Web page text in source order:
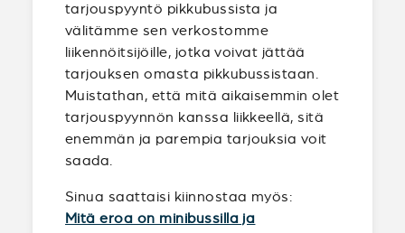
tarjouspyyntö pikkubussista ja
välitämme sen verkostomme
liikennöitsijöille, jotka voivat jättää
tarjouksen omasta pikkubussistaan.
Muistathan, että mitä aikaisemmin olet
tarjouspyynnön kanssa liikkeellä, sitä
enemmän ja parempia tarjouksia voit
saada.
Sinua saattaisi kiinnostaa myös:
Mitä eroa on minibussilla ja